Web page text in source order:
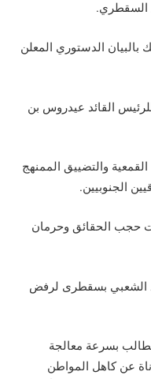
السقطري.
بالبيان الدستوري المعلن
القائد عيدروس بن
والتضييق الممنهج
الجنوبيين.
حجب الحقائق وحرمان
الشعبي بسقطرى لرفض
بسرعة معالجة
عن كاهل المواطن